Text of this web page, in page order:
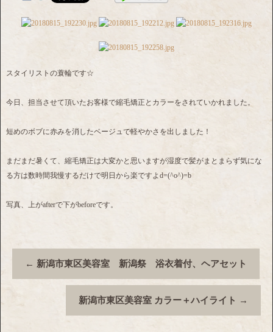
スタイリストの蓑輪です☆
今日、担当させて頂いたお客様で縮毛矯正とカラーをされていかれました。
短めのボブに赤みを消したベージュで軽やかさを出しました！
まだまだ暑くて、縮毛矯正は大変かと思いますが湿度で髪がまとまらず気にな
る方は数時間我慢するだけで明日から楽ですよd=(^o^)=b
写真、上がafterで下がbeforeです。
← 新潟市東区美容室 新潟祭 浴衣着付、ヘアセット
新潟市東区美容室 カラー＋ハイライト →